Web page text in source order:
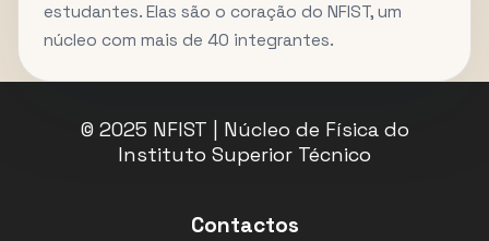
estudantes. Elas são o coração do NFIST, um
núcleo com mais de 40 integrantes.
© 2025 NFIST | Núcleo de Física do
Instituto Superior Técnico
Contactos